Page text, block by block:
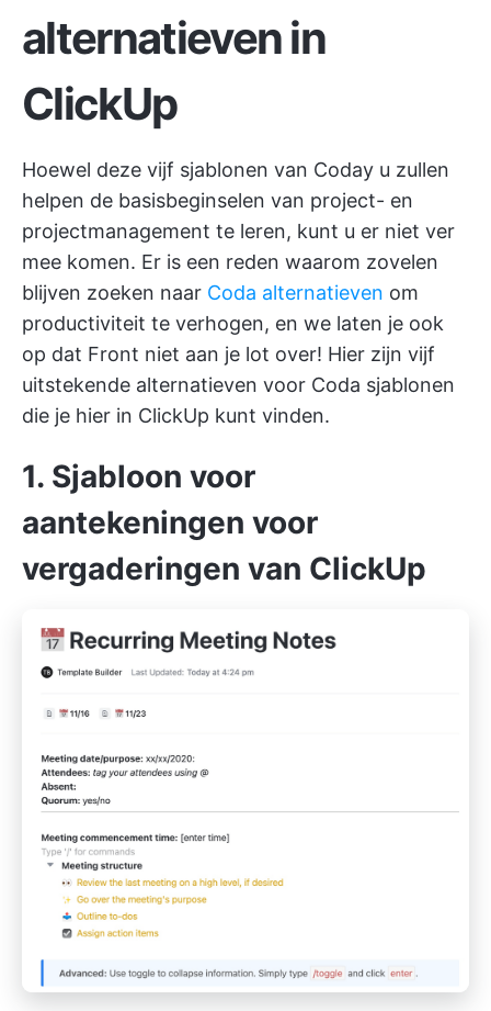
alternatieven in
ClickUp
Hoewel deze vijf sjablonen van Coday u zullen
helpen de basisbeginselen van project- en
projectmanagement te leren, kunt u er niet ver
mee komen. Er is een reden waarom zovelen
blijven zoeken naar Coda alternatieven om
productiviteit te verhogen, en we laten je ook
op dat Front niet aan je lot over! Hier zijn vijf
uitstekende alternatieven voor Coda sjablonen
die je hier in ClickUp kunt vinden.
1. Sjabloon voor
aantekeningen voor
vergaderingen van ClickUp